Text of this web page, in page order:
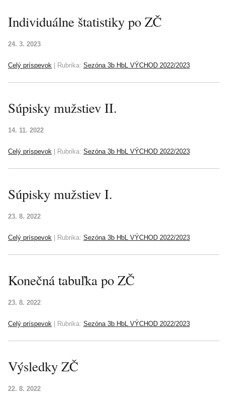
Individuálne štatistiky po ZČ
24. 3. 2023
Celý príspevok Rubrika: Sezóna 3b HbL VÝCHOD 2022/2023
Súpisky mužstiev II.
14. 11. 2022
Celý príspevok Rubrika: Sezóna 3b HbL VÝCHOD 2022/2023
Súpisky mužstiev I.
23. 8. 2022
Celý príspevok Rubrika: Sezóna 3b HbL VÝCHOD 2022/2023
Konečná tabuľka po ZČ
23. 8. 2022
Celý príspevok Rubrika: Sezóna 3b HbL VÝCHOD 2022/2023
Výsledky ZČ
22. 8. 2022